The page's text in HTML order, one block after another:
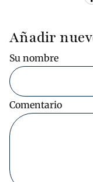
Añadir
Su nombre
Comentario